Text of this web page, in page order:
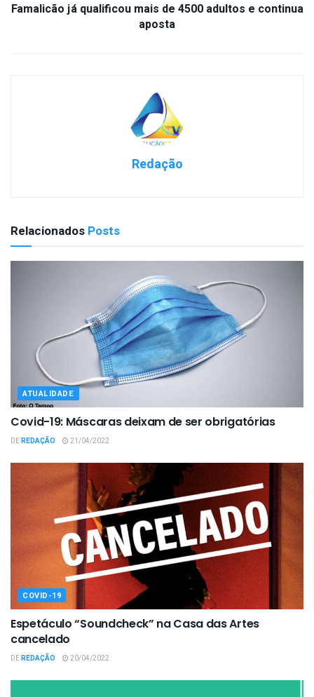
Famalicão já qualificou mais de 4500 adultos e continua
aposta
Redação
Relacionados Posts
ATUALIDADE
Covid-19: Máscaras deixam de ser obrigatórias
DEREDAÇÃO 21/04/2022
COVID-19
Espetáculo “Soundcheck” na Casa das Artes
cancelado
DEREDAÇÃO 20/04/2022